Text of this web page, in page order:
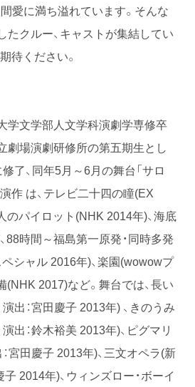
間愛に満ち溢れています。そんな
たクルー、キャストが集結してい
待ください。
学文学部人文学科演劇学専修卒
劇場演劇研修所の第五期生とし
了、同年5月～6月の舞台「サロ
作 は、テレビ二十四の瞳(EX
のパイロット(NHK 2014年)、海底
88時間～福島第一原発・同時多発
シャル 2016年)、楽園(wowowプ
(NHK 2017)など。舞台では、長い
出：宮田慶子 2013年) 、きのうみ
出：鈴木裕美 2013年)、ピグマリ
宮田慶子 2013年)、三文オペラ(新
2014年)、ウィンズロー・ボーイ